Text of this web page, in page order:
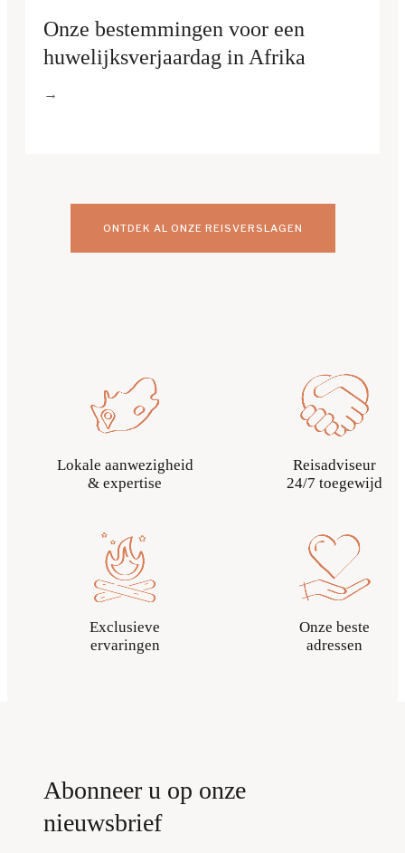
Onze bestemmingen voor een
huwelijksverjaardag in Afrika
ONTDEK AL ONZE REISVERSLAGEN
Lokale aanwezigheid
& expertise
Reisadviseur
24/7 toegewijd
Exclusieve
ervaringen
Onze beste
adressen
Abonneer u op onze
nieuwsbrief